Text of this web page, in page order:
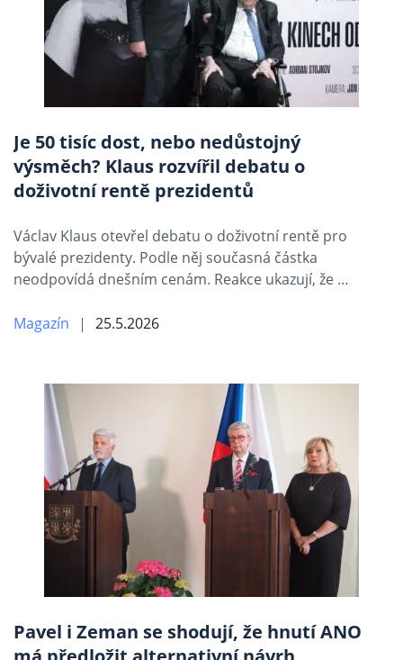
Je 50 tisíc dost, nebo nedůstojný
výsměch? Klaus rozvířil debatu o
doživotní rentě prezidentů
Václav Klaus otevřel debatu o doživotní rentě pro
bývalé prezidenty. Podle něj současná částka
neodpovídá dnešním cenám. Reakce ukazují, že …
Magazín 25.5.2026
Pavel i Zeman se shodují, že hnutí ANO